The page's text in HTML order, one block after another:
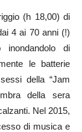
(h 18,00) di
4 ai 70 anni (!)
inondandolo di
le batterie
della “Jam
della sera
Nel 2015,
di musica e